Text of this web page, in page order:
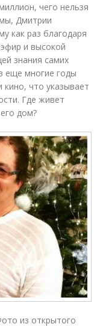
чего нельзя
Дмитрии
как раз благодаря
и высокой
знания самих
еще многие годы
кино, что указывает
Где живет
дом?
из открытого